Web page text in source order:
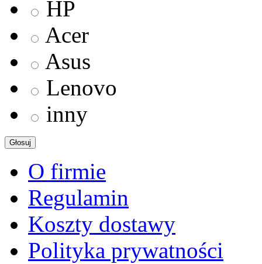
HP
Acer
Asus
Lenovo
inny
Głosuj
O firmie
Regulamin
Koszty dostawy
Polityka prywatności